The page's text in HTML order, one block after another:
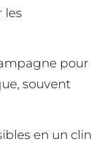
les
pour
souvent
en un clin